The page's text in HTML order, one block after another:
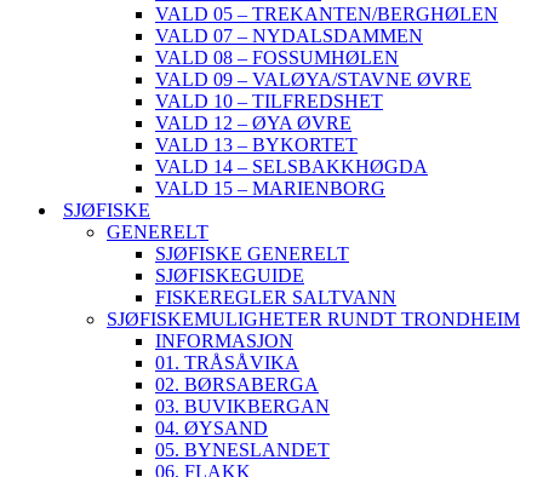
VALD 05 – TREKANTEN/BERGHØLEN
VALD 07 – NYDALSDAMMEN
VALD 08 – FOSSUMHØLEN
VALD 09 – VALØYA/STAVNE ØVRE
VALD 10 – TILFREDSHET
VALD 12 – ØYA ØVRE
VALD 13 – BYKORTET
VALD 14 – SELSBAKKHØGDA
VALD 15 – MARIENBORG
SJØFISKE
GENERELT
SJØFISKE GENERELT
SJØFISKEGUIDE
FISKEREGLER SALTVANN
SJØFISKEMULIGHETER RUNDT TRONDHEIM
INFORMASJON
01. TRÅSÅVIKA
02. BØRSABERGA
03. BUVIKBERGAN
04. ØYSAND
05. BYNESLANDET
06. FLAKK